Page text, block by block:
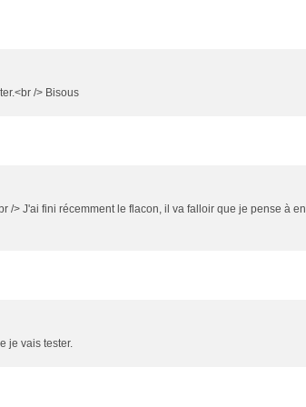
/> Bisous
/> J'ai fini récemment le flacon, il va falloir que je pense à en
je vais tester.